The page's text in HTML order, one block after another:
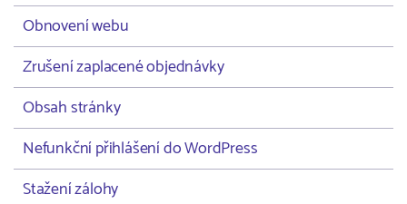
Obnovení webu
Zrušení zaplacené objednávky
Obsah stránky
Nefunkční přihlášení do WordPress
Stažení zálohy